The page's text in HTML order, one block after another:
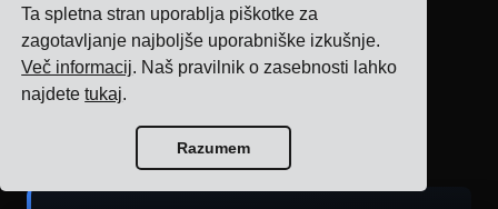
Ta spletna stran uporablja piškotke za
zagotavljanje najboljše uporabniške izkušnje.
Več informacij. Naš pravilnik o zasebnosti lahko
najdetetukaj.
Razumem
Sky Cargo OÜ API za nalepke za
vračilo
Poganja Cargoson